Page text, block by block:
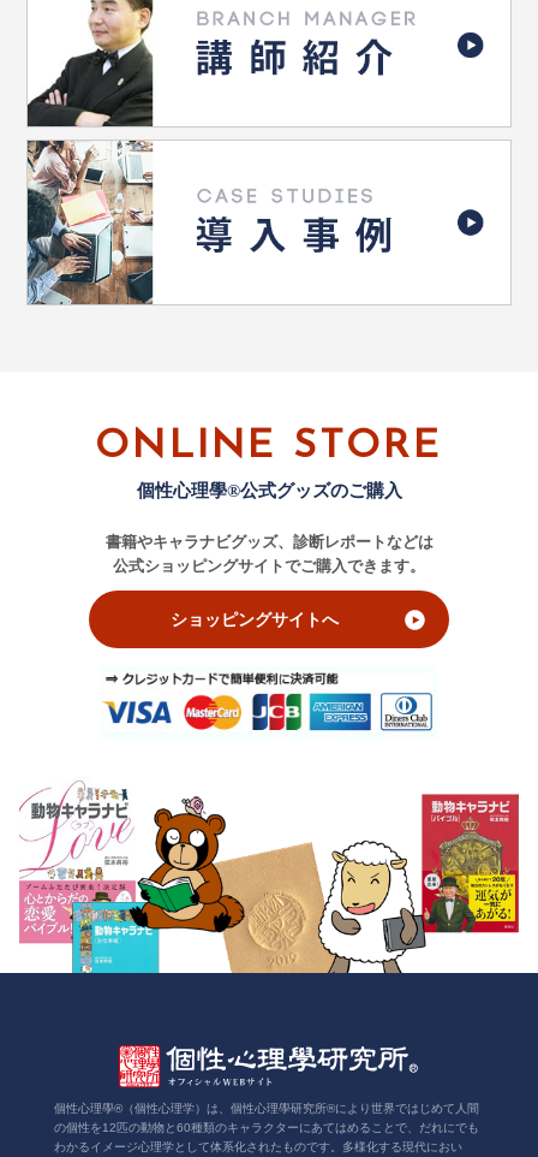
ONLINE STORE
個性心理學®公式グッズのご購入
書籍やキャラナビグッズ、診断レポートなどは
公式ショッピングサイトでご購入できます。
ショッピングサイトへ
個性心理學®（個性心理学）は、個性心理學研究所®により世界ではじめて人間
の個性を12匹の動物と60種類のキャラクターにあてはめることで、だれにでも
わかるイメージ心理学として体系化されたものです。多様化する現代におい